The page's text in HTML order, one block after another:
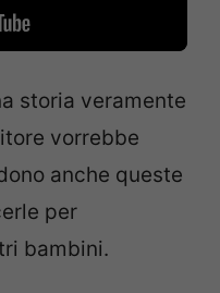
storia veramente
vorrebbe
anche queste
per
bambini.